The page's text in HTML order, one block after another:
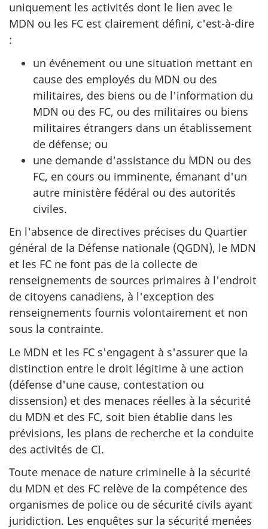
uniquement les activités dont le lien avec le
MDN ou les FC est clairement défini, c'est-à-dire
:
un événement ou une situation mettant en
cause des employés du MDN ou des
militaires, des biens ou de l'information du
MDN ou des FC, ou des militaires ou biens
militaires étrangers dans un établissement
de défense; ou
une demande d'assistance du MDN ou des
FC, en cours ou imminente, émanant d'un
autre ministère fédéral ou des autorités
civiles.
En l'absence de directives précises du Quartier
général de la Défense nationale (QGDN), le MDN
et les FC ne font pas de la collecte de
renseignements de sources primaires à l'endroit
de citoyens canadiens, à l'exception des
renseignements fournis volontairement et non
sous la contrainte.
Le MDN et les FC s'engagent à s'assurer que la
distinction entre le droit légitime à une action
(défense d'une cause, contestation ou
dissension) et des menaces réelles à la sécurité
du MDN et des FC, soit bien établie dans les
prévisions, les plans de recherche et la conduite
des activités de CI.
Toute menace de nature criminelle à la sécurité
du MDN et des FC relève de la compétence des
organismes de police ou de sécurité civils ayant
juridiction. Les enquêtes sur la sécurité menées